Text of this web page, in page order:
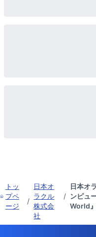
トッ
プペ
ージ
/
日本オ
ラクル
株式会
社
/
日本オ
ンピュ
World